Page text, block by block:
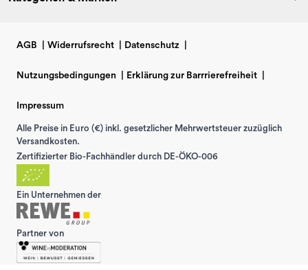
AGB Widerrufsrecht Datenschutz
Nutzungsbedingungen Erklärung zur Barrrierefreiheit
Impressum
Alle Preise in Euro (€) inkl. gesetzlicher Mehrwertsteuer zuzüglich
Versandkosten.
Zertifizierter Bio-Fachhändler durch DE-ÖKO-006
Ein Unternehmen der
Partner von